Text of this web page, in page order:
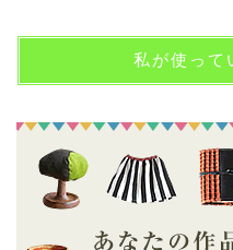
私が使って